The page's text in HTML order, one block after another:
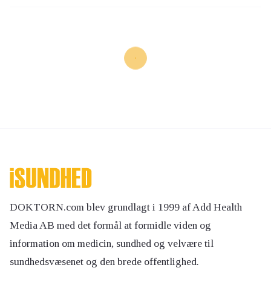
DOKTORN.com blev grundlagt i 1999 af Add Health
Media AB med det formål at formidle viden og
information om medicin, sundhed og velvære til
sundhedsvæsenet og den brede offentlighed.